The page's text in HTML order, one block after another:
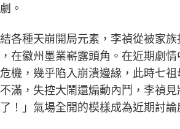
。
各種天崩開局元素，李禎從被家
在徽州墨業嶄露頭角。在近期劇
機，幾乎陷入崩潰邊緣，此時七
滿，失控大鬧還煽動內鬥，李禎
！」氣場全開的模樣成為近期討論